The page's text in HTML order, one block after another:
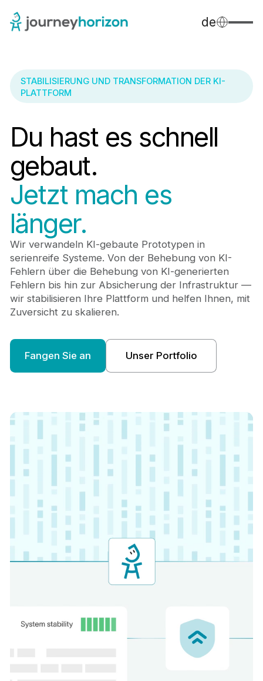
de
STABILISIERUNG UND TRANSFORMATION DER KI-
PLATTFORM
Du hast es schnell
gebaut.
Jetzt mach es
länger.
Wir verwandeln KI-gebaute Prototypen in
serienreife Systeme. Von der Behebung von KI-
Fehlern über die Behebung von KI-generierten
Fehlern bis hin zur Absicherung der Infrastruktur —
wir stabilisieren Ihre Plattform und helfen Ihnen, mit
Zuversicht zu skalieren.
Fangen Sie an Unser Portfolio